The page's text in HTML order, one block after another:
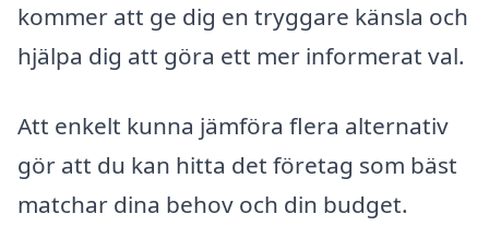
kommer att ge dig en tryggare känsla och
hjälpa dig att göra ett mer informerat val.
Att enkelt kunna jämföra flera alternativ
gör att du kan hitta det företag som bäst
matchar dina behov och din budget.